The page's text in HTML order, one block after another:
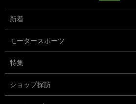
新着
モータースポーツ
特集
ショップ探訪